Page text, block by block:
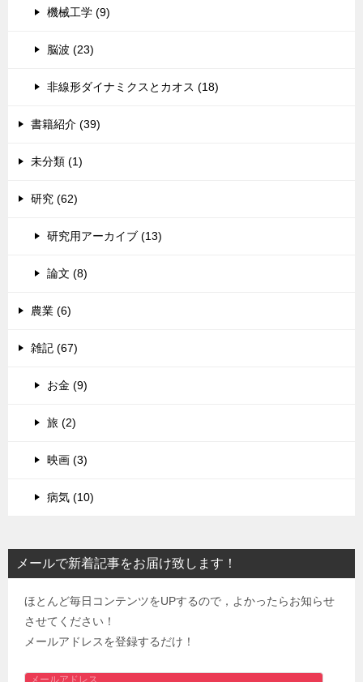
機械工学 (9)
脳波 (23)
非線形ダイナミクスとカオス (18)
書籍紹介 (39)
未分類 (1)
研究 (62)
研究用アーカイブ (13)
論文 (8)
農業 (6)
雑記 (67)
お金 (9)
旅 (2)
映画 (3)
病気 (10)
メールで新着記事をお届け致します！
ほとんど毎日コンテンツをUPするので，よかったらお知らせ
させてください！
メールアドレスを登録するだけ！
メ